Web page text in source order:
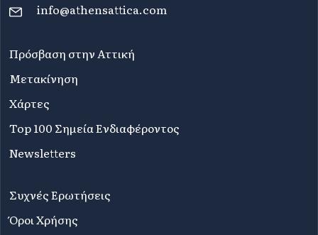
info@athensattica.com
Πρόσβαση στην Αττική
Μετακίνηση
Χάρτες
Top 100 Σημεία Ενδιαφέροντος
Newsletters
Συχνές Ερωτήσεις
Όροι Χρήσης